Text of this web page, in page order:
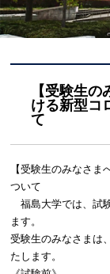
【受験生
ける新型コ
て
【受験生のみなさ
ついて
福島大学では、試
ます。
受験生のみなさまは
たします。